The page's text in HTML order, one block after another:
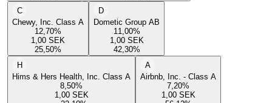
C
Chewy, Inc. Class A
12,70%
1,00 SEK
25,50%
D
Dometic Group AB
11,00%
1,00 SEK
42,30%
H
Hims & Hers Health, Inc. Class A
8,50%
1,00 SEK
A
Airbnb, Inc. - Class A
7,20%
1,00 SEK